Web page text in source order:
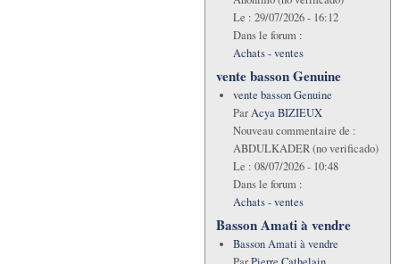
Le : 29/07/2026 - 16:12
Dans le forum :
Achats - ventes
vente basson Genuine
vente basson Genuine
ParAcya BIZIEUX
Nouveau commentaire de :
ABDULKADER (no verificado)
Le : 08/07/2026 - 10:48
Dans le forum :
Achats - ventes
Basson Amati à vendre
Basson Amati à vendre